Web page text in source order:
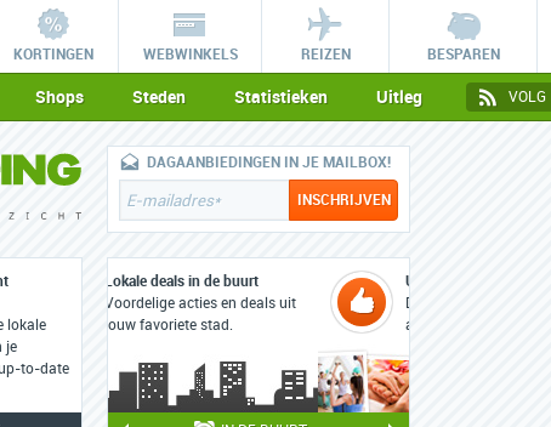
KORTINGEN WEBWINKELS REIZEN BESPAREN
Shops Steden Statistieken Uitleg VOLG
lokale
je
to-date
DAGAANBIEDINGEN IN JE MAILBOX!
Unieke aanbiedingen
Diners, workshops, uitstapjes,
arrangementen en meer!